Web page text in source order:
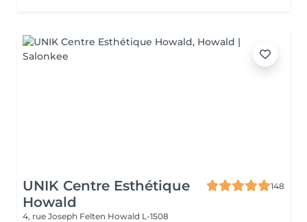
UNIK Centre Esthétique
Howald
148
4, rue Joseph Felten Howald L-1508